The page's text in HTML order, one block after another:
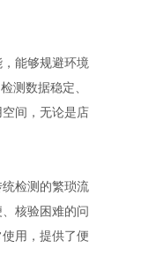
能够规避环境
测数据稳定、
间，无论是店
检测的繁琐流
核验困难的问
用，提供了便